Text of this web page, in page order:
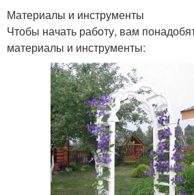
Материалы и инструменты
Чтобы начать работу, вам
материалы и инструменты: